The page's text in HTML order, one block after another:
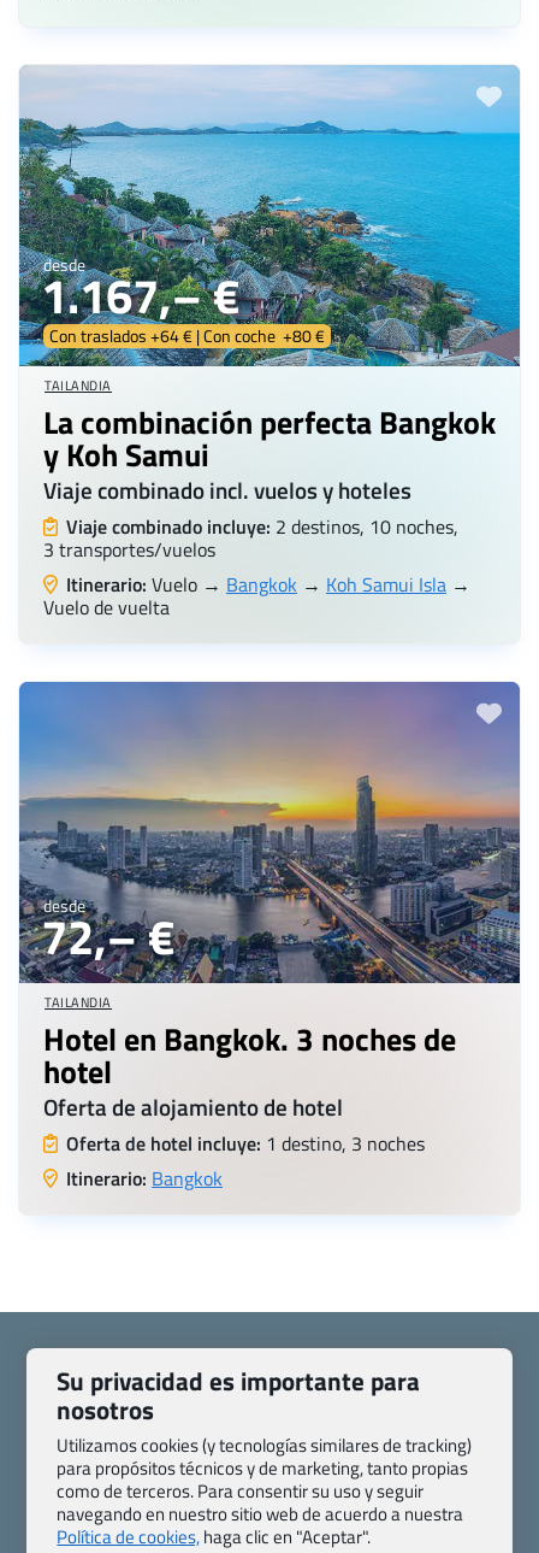
desde
1.167,– €
Con traslados +64 € | Con coche +80 €
TAILANDIA
La combinación perfecta Bangkok
y Koh Samui
Viaje combinado incl. vuelos y hoteles
Viaje combinado incluye: 2 destinos, 10 noches,
3 transportes/vuelos
Itinerario: Vuelo → Bangkok → Koh Samui Isla →
Vuelo de vuelta
desde
72,– €
TAILANDIA
Hotel en Bangkok. 3 noches de
hotel
Oferta de alojamiento de hotel
Oferta de hotel incluye: 1 destino, 3 noches
Itinerario: Bangkok
Quienes somos
Contacto
Pasaporte, Visado, Salud y otras disposiciones específicas
Blog de Viajes.com
Registro de agencias
Preguntas frecuentes
Condiciones generales
Su privacidad es importante para
nosotros
Utilizamos cookies (y tecnologías similares de tracking)
para propósitos técnicos y de marketing, tanto propias
como de terceros. Para consentir su uso y seguir
navegando en nuestro sitio web de acuerdo a nuestra
Política de cookies,haga clic en "Aceptar".